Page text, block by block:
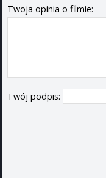
Twoja opinia o filmie:
Twój podpis: